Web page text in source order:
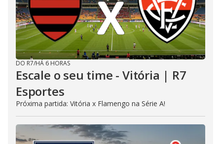
DO R7/HÁ 6 HORAS
Escale o seu time - Vitória | R7
Esportes
Próxima partida: Vitória x Flamengo na Série A!